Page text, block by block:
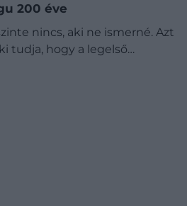
200 éve
nincs, aki ne ismerné. Azt
tudja, hogy a legelső…